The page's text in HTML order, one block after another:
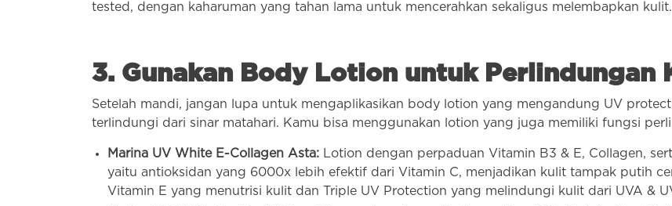
tested, dengan kaharuman yang tahan lama untuk mencerahkan sekaligus melembapkan kulit.
3. Gunakan Body Lotion untuk Perlindungan
Setelah mandi, jangan lupa untuk mengaplikasikan body lotion yang mengandung UV
terlindungi dari sinar matahari. Kamu bisa menggunakan lotion yang juga memiliki fungsi
Marina UV White E-Collagen Asta: Lotion dengan perpaduan Vitamin B3 & E, Collagen,
yaitu antioksidan yang 6000x lebih efektif dari Vitamin C, menjadikan kulit tampak putih
Vitamin E yang menutrisi kulit dan Triple UV Protection yang melindungi kulit dari UVA &